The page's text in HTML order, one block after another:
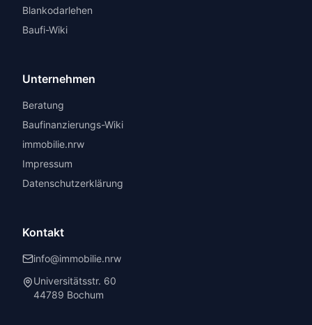
Blankodarlehen
Baufi-Wiki
Unternehmen
Beratung
Baufinanzierungs-Wiki
immobilie.nrw
Impressum
Datenschutzerklärung
Kontakt
info@immobilie.nrw
Universitätsstr. 60
44789 Bochum